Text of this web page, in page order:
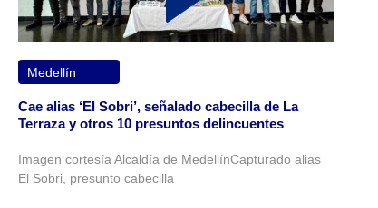
Medellín
Cae alias ‘El Sobri’, señalado cabecilla de La
Terraza y otros 10 presuntos delincuentes
Imagen cortesía Alcaldía de MedellínCapturado alias
El Sobri, presunto cabecilla